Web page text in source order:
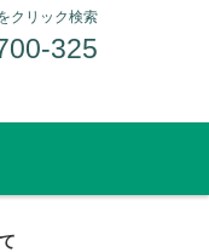
クリック検索
325